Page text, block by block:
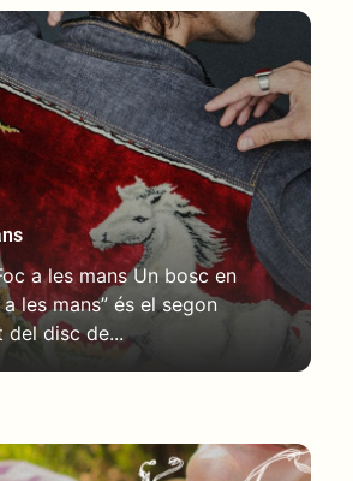
a les mans Un bosc en
les mans” és el segon
del disc de...